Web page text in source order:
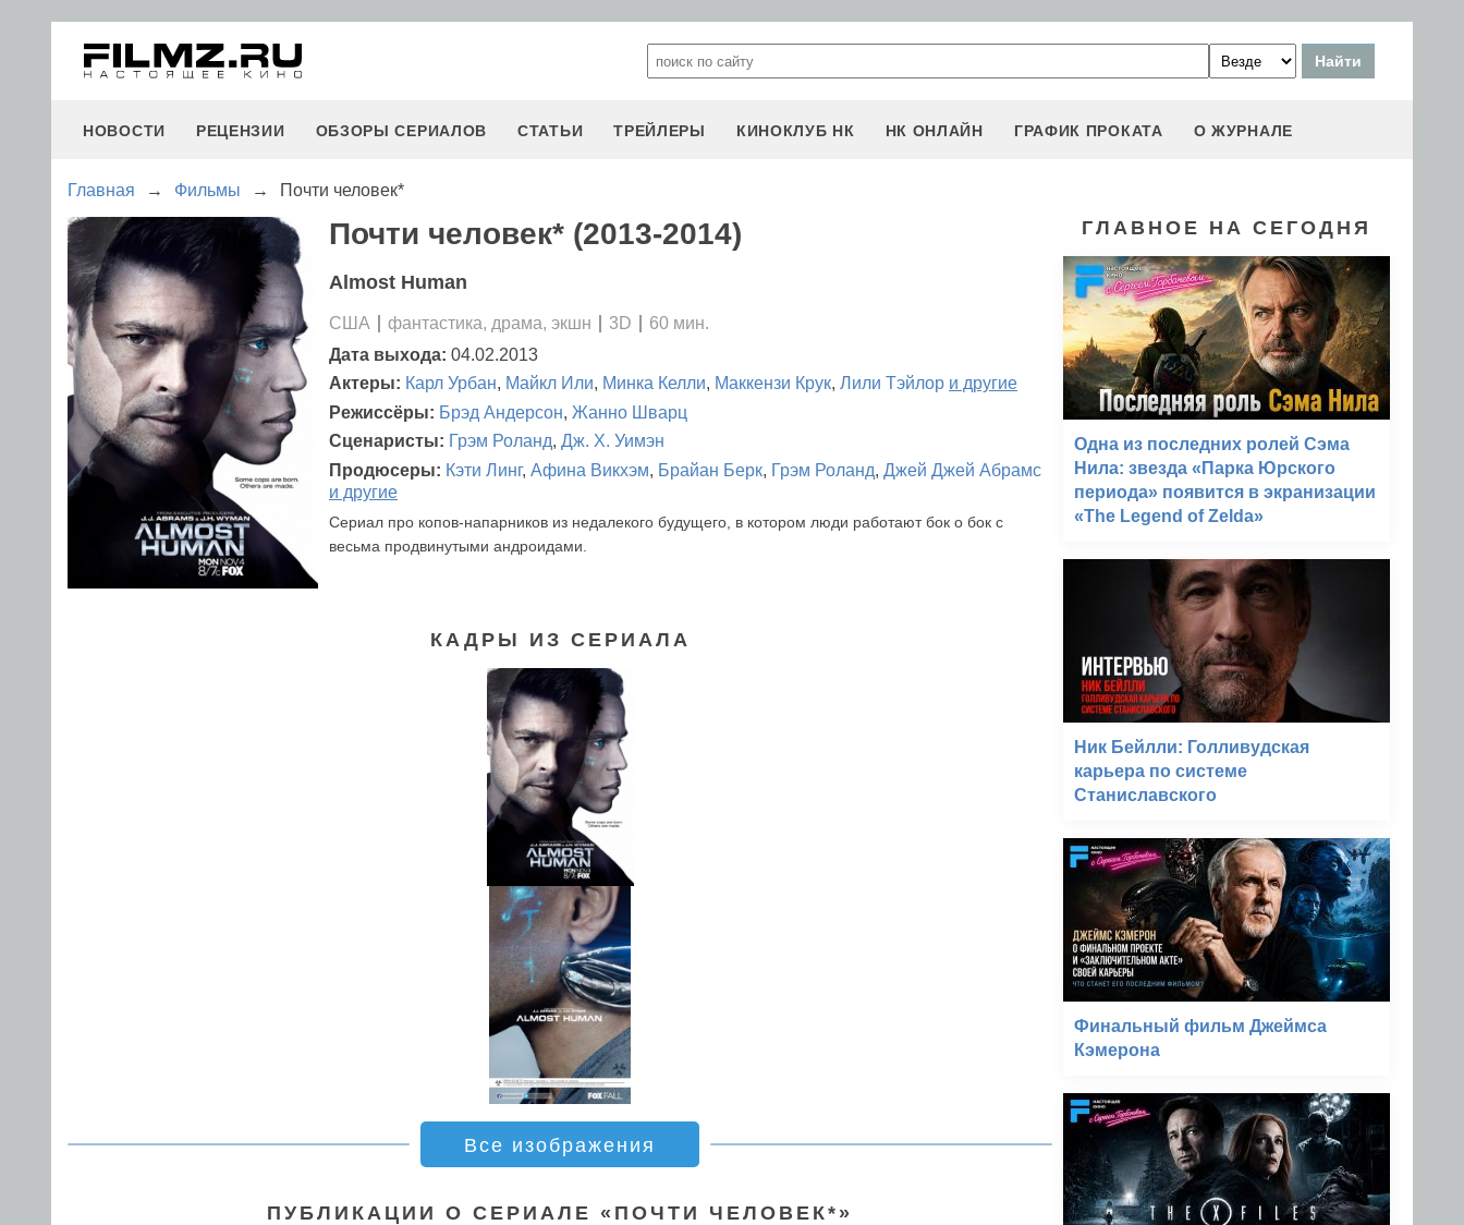
НОВОСТИ РЕЦЕНЗИИ ОБЗОРЫ СЕРИАЛОВ СТАТЬИ ТРЕЙЛЕРЫ КИНОКЛУБ НК НК ОНЛАЙН ГРАФИК ПРОКАТА О ЖУРНАЛЕ
Главная → Фильмы → Почти человек*
Почти человек* (2013-2014)
Almost Human
США фантастика, драма, экшн 3D
60 мин.
Дата выхода: 04.02.2013
Актеры: Карл Урбан, Майкл Или, Минка Келли, Маккензи Крук, Лили Тэйлор и другие
Режиссёры: Брэд Андерсон, Жанно Шварц
Сценаристы: Грэм Роланд, Дж. Х. Уимэн
Продюсеры: Кэти Линг, Афина Викхэм, Брайан Берк, Грэм Роланд, Джей Джей Абрамс
и другие
Сериал про копов-напарников из недалекого будущего, в котором люди работают бок о бок с
весьма продвинутыми андроидами.
КАДРЫ ИЗ СЕРИАЛА
Все изображения
ПУБЛИКАЦИИ О СЕРИАЛЕ «ПОЧТИ ЧЕЛОВЕК*»
ГЛАВНОЕ НА СЕГОДНЯ
Одна из последних ролей Сэма
Нила: звезда «Парка Юрского
периода» появится в экранизации
«The Legend of Zelda»
Ник Бейлли: Голливудская
карьера по системе
Станиславского
Финальный фильм Джеймса
Кэмерона